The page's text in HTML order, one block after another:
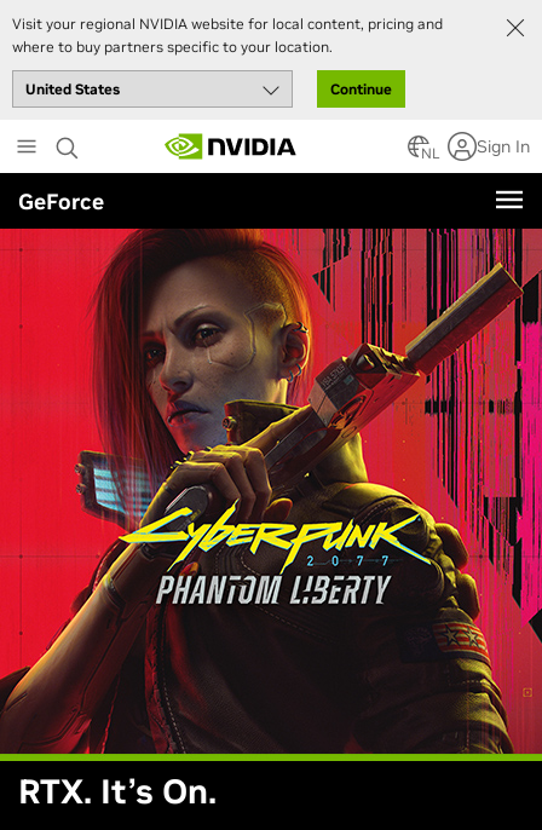
Visit your regional NVIDIA website for local content, pricing and
where to buy partners specific to your location.
Continue
to
main
content
NL Sign In
GeForce
RTX. It’s On.